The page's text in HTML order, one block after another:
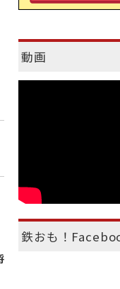
動画
鉄おも！